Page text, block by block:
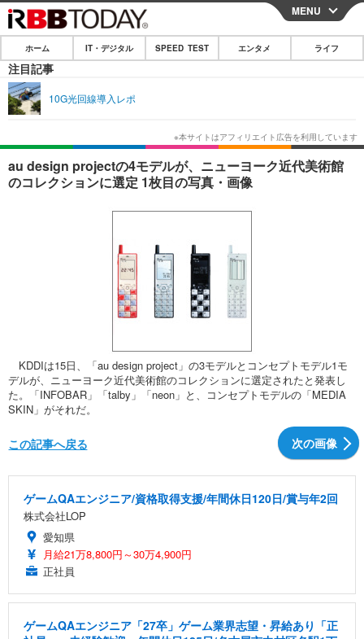
CLOSE
ホーム
IT・デジタル
ネタ ガジェット・ツール
ショッピング
エンタメTOP 映画・ドラマ
ショッピング
ショッピング
プッシュ通知の停止方法
MENU
ホーム IT・デジタル SPEED TEST エンタメ ライフ
注目記事
10G光回線導入レポ
au design projectの4モデルが、ニューヨーク近代美術館
のコレクションに選定 1枚目の写真・画像
KDDIは15日、「au design project」の3モデルとコンセプトモデル1モ
デルが、ニューヨーク近代美術館のコレクションに選定されたと発表し
た。「INFOBAR」「talby」「neon」と、コンセプトモデルの「MEDIA
SKIN」がそれだ。
次の画像
この記事へ戻る
ゲームQAエンジニア/資格取得支援/年間休日120日/賞与年2回
株式会社LOP
愛知県
月給21万8,800円～30万4,900円
正社員
ゲームQAエンジニア「27卒」ゲーム業界志望・昇給あり「正